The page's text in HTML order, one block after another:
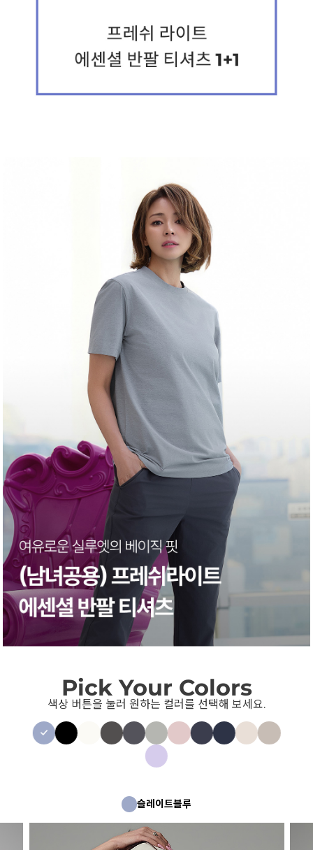
Pick Your Colors
색상 버튼을 눌러 원하는 컬러를 선택해 보세요.
슬레이트블루